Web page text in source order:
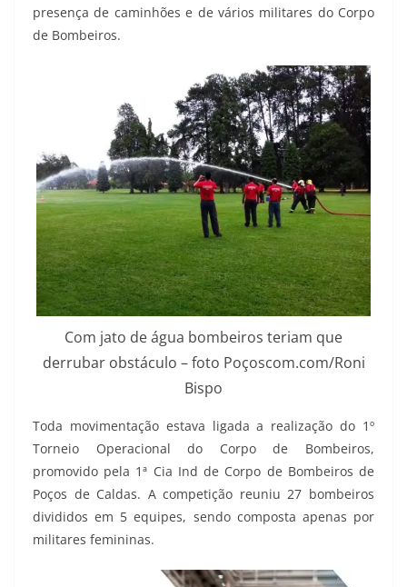
presença de caminhões e de vários militares do Corpo
de Bombeiros.
Com jato de água bombeiros teriam que
derrubar obstáculo – foto Poçoscom.com/Roni
Bispo
Toda movimentação estava ligada a realização do 1º
Torneio Operacional do Corpo de Bombeiros,
promovido pela 1ª Cia Ind de Corpo de Bombeiros de
Poços de Caldas. A competição reuniu 27 bombeiros
divididos em 5 equipes, sendo composta apenas por
militares femininas.